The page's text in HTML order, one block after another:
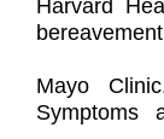
7. Harvard
8. Mayo
Symptoms